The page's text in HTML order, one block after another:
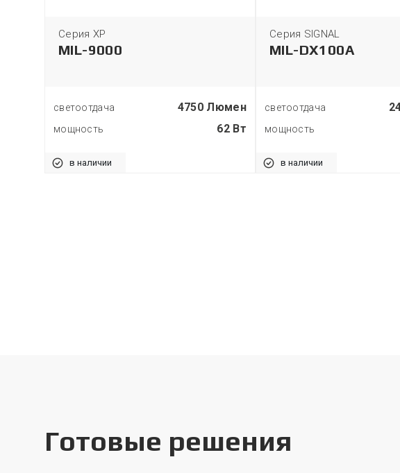
Серия XP
MIL-9000
светоотдача 4750 Люмен
мощность 62 Вт
в наличии
Серия SIGNAL
MIL-DX100A
светоотдача
мощность
в наличии
Готовые решения